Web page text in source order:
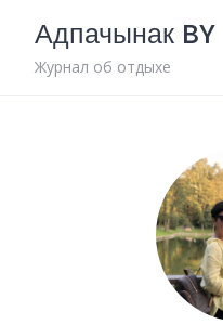
content
Адпачынак BY
Журнал об отдыхе